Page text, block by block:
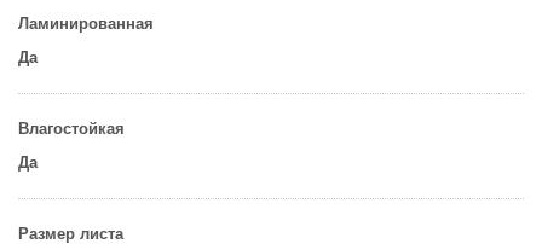
Ламинированная
Да
Влагостойкая
Да
Размер листа